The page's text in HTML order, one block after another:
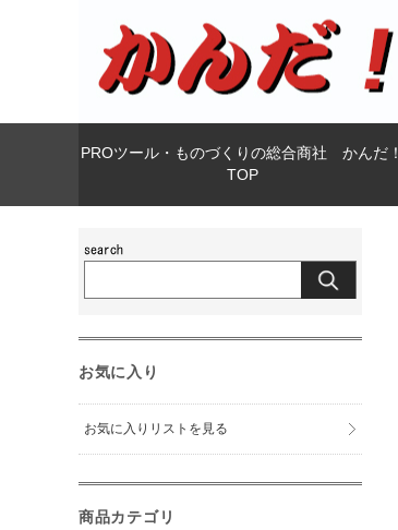
PROツール・ものづくりの総合商社 かんだ！
TOP
お気に入り
お気に入りリストを見る
商品カテゴリ